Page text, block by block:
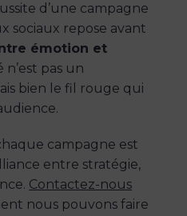
d’une campagne
sociaux repose avant
émotion et
n’est pas un
bien le fil rouge qui
campagne est
entre stratégie,
Contactez-nous
nous pouvons faire